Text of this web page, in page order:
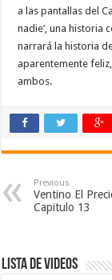
a las pantallas del
nadie’, una historia
narrará la historia
aparentemente
ambos.
Previous
Ventino El
Capitulo 13
Lista de Videos